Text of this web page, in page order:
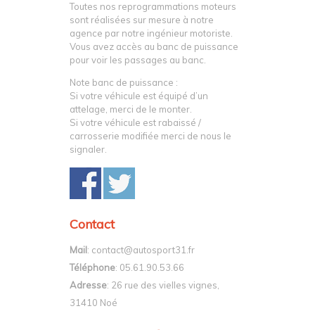
Toutes nos reprogrammations moteurs
sont réalisées sur mesure à notre
agence par notre ingénieur motoriste.
Vous avez accès au banc de puissance
pour voir les passages au banc.
Note banc de puissance :
Si votre véhicule est équipé d’un
attelage, merci de le monter.
Si votre véhicule est rabaissé /
carrosserie modifiée merci de nous le
signaler.
Contact
Mail: contact@autosport31.fr
Téléphone: 05.61.90.53.66
Adresse: 26 rue des vielles vignes,
31410 Noé